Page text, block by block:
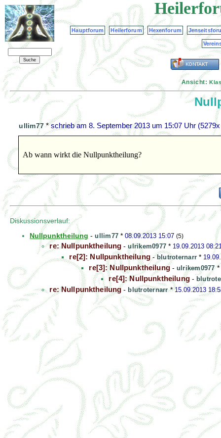
Hauptforum Heilerforum Hexenforum
Ansicht:
ullim77*schrieb am8. September 2013 um 15:07 Uhr
Ab wann wirkt die Nullpunktheilung?
Diskussionsverlauf:
Nullpunktheilung -ullim77 *08.09.2013 15:07 (5)
re: Nullpunktheilung -ulrikem0977 * 19.09.2013
re[2]: Nullpunktheilung-blutroternarr *
re[3]: Nullpunktheilung- ulrikem0977*
re[4]: Nullpunktheilung-
re: Nullpunktheilung - blutroternarr*15.09.2013